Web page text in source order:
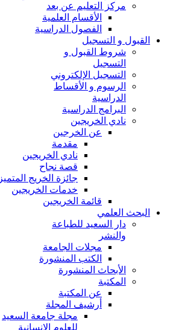
مركز التعليم عن بعد
الأقسام العلمية
الفصول الدراسية
القبول و التسجيل
شروط القبول و
التسجيل
التسجيل الإلكتروني
الرسوم و الأقساط
الدراسية
البرامج الدراسية
نادي الخريجين
عن الخرجين
مقدمة
نادي الخريجين
قصة نجاح
جائزة الخريج المتميز
خدمات الخريجين
قائمة الخريجين
البحث العلمي
دار السعيد للطباعة
والنشر
مجلات الجامعة
الكتب المنشورة
الأبحاث المنشورة
المكتبة
عن المكتبة
أرشيف المجلة
مجلة جامعة السعيد
للعلوم الإنسانية